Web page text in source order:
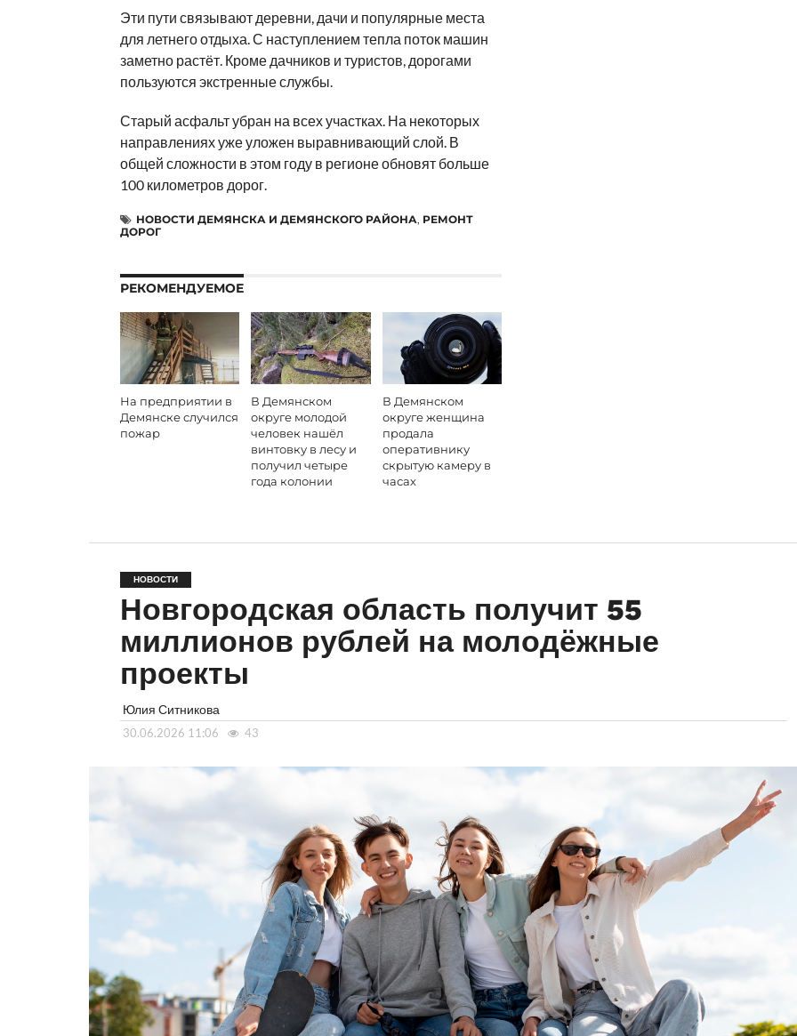
Эти пути связывают деревни, дачи и популярные места
для летнего отдыха. С наступлением тепла поток машин
заметно растёт. Кроме дачников и туристов, дорогами
пользуются экстренные службы.
Старый асфальт убран на всех участках. На некоторых
направлениях уже уложен выравнивающий слой. В
общей сложности в этом году в регионе обновят больше
100 километров дорог.
НОВОСТИ ДЕМЯНСКА И ДЕМЯНСКОГО РАЙОНА, РЕМОНТ
ДОРОГ
РЕКОМЕНДУЕМОЕ
На предприятии в
Демянске случился
пожар
В Демянском
округе молодой
человек нашёл
винтовку в лесу и
получил четыре
года колонии
В Демянском
округе женщина
продала
оперативнику
скрытую камеру в
часах
НОВОСТИ
Новгородская область получит 55
миллионов рублей на молодёжные
проекты
Юлия Ситникова
30.06.2026 11:06 43